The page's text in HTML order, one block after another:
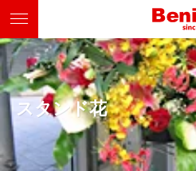
スタンド花